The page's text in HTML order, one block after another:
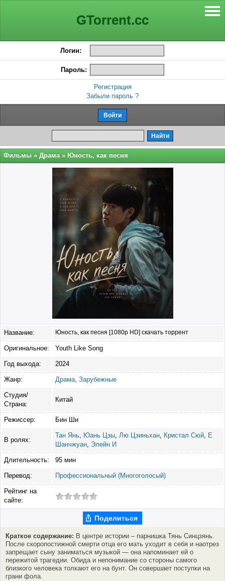
GTorrent.cc
Логин:
Пароль:
Регистрация
Забыли пароль ?
Фильмы » Драма » Юность, как песня
Название: Юность, как песня [1080p HD] скачать торрент
Оригинальное: Youth Like Song
Год выхода: 2024
Жанр: Драма Зарубежные
Студия/
Страна:
Китай
Режиссер: Бин Ши
В ролях:
Тан Янь Юань Цзы Лю Цзиньхан Кристал Сюй
Е
Шанчжуан Элейн И
Длительность: 95 мин
Перевод: Профессиональный (Многоголосый)
Рейтинг на
сайте:
Поделиться
Краткое содержание: В центре истории – парнишка Тянь Синцзянь.
После скоропостижной смерти отца его мать уходит в себя и наотрез
запрещает сыну заниматься музыкой — она напоминает ей о
пережитой трагедии. Обида и непонимание со стороны самого
близкого человека толкают его на бунт. Он совершает поступки на
грани фола.